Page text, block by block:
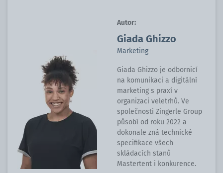
Autor:
Giada Ghizzo
Marketing
Giada Ghizzo je odbornicí
na komunikaci a digitální
marketing s praxí v
organizaci veletrhů. Ve
společnosti Zingerle Group
působí od roku 2022 a
dokonale zná technické
specifikace všech
skládacích stanů
Mastertent i konkurence.